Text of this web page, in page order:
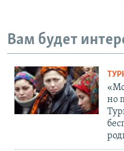
Вам будет
но